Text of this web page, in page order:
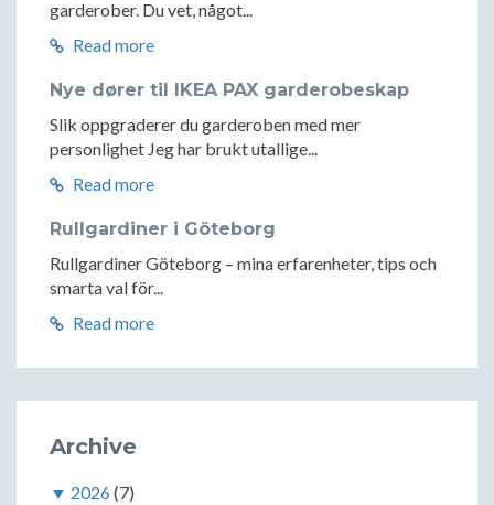
garderober. Du vet, något...
Read more
Nye dører til IKEA PAX garderobeskap
Slik oppgraderer du garderoben med mer
personlighet Jeg har brukt utallige...
Read more
Rullgardiner i Göteborg
Rullgardiner Göteborg – mina erfarenheter, tips och
smarta val för...
Read more
Archive
▼ 2026(7)